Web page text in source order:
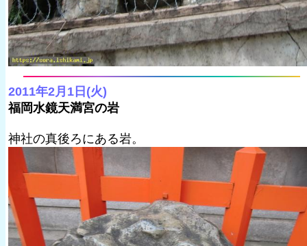
2011年2月1日(火)
福岡水鏡天満宮の岩
神社の真後ろにある岩。